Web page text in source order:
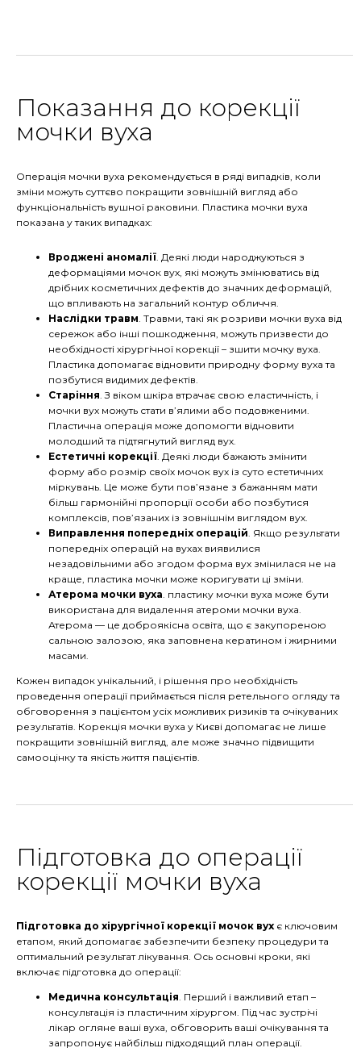
Показання до корекції
мочки вуха
Операція мочки вуха рекомендується в ряді випадків, коли
зміни можуть суттєво покращити зовнішній вигляд або
функціональність вушної раковини. Пластика мочки вуха
показана у таких випадках:
Вроджені аномалії. Деякі люди народжуються з
деформаціями мочок вух, які можуть змінюватись від
дрібних косметичних дефектів до значних деформацій,
що впливають на загальний контур обличчя.
Наслідки травм. Травми, такі як розриви мочки вуха від
сережок або інші пошкодження, можуть призвести до
необхідності хірургічної корекції – зшити мочку вуха.
Пластика допомагає відновити природну форму вуха та
позбутися видимих дефектів.
Старіння. З віком шкіра втрачає свою еластичність, і
мочки вух можуть стати в’ялими або подовженими.
Пластична операція може допомогти відновити
молодший та підтягнутий вигляд вух.
Естетичні корекції. Деякі люди бажають змінити
форму або розмір своїх мочок вух із суто естетичних
міркувань. Це може бути пов’язане з бажанням мати
більш гармонійні пропорції особи або позбутися
комплексів, пов’язаних із зовнішнім виглядом вух.
Виправлення попередніх операцій. Якщо результати
попередніх операцій на вухах виявилися
незадовільними або згодом форма вух змінилася не на
краще, пластика мочки може коригувати ці зміни.
Атерома мочки вуха. пластику мочки вуха може бути
використана для видалення атероми мочки вуха.
Атерома — це доброякісна освіта, що є закупореною
сальною залозою, яка заповнена кератином і жирними
масами.
Кожен випадок унікальний, і рішення про необхідність
проведення операції приймається після ретельного огляду та
обговорення з пацієнтом усіх можливих ризиків та очікуваних
результатів. Корекція мочки вуха у Києві допомагає не лише
покращити зовнішній вигляд, але може значно підвищити
самооцінку та якість життя пацієнтів.
Підготовка до операції
корекції мочки вуха
Підготовка до хірургічної корекції мочок вухє ключовим
етапом, який допомагає забезпечити безпеку процедури та
оптимальний результат лікування. Ось основні кроки, які
включає підготовка до операції:
Медична консультація. Перший і важливий етап –
консультація із пластичним хірургом. Під час зустрічі
лікар огляне ваші вуха, обговорить ваші очікування та
запропонує найбільш підходящий план операції.